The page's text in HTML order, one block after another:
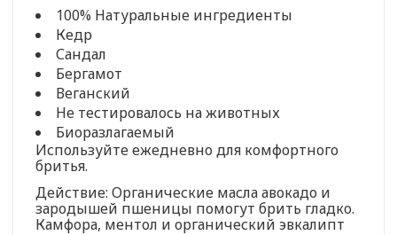
100% Натуральные ингредиенты
Кедр
Сандал
Бергамот
Веганский
Не тестировалось на животных
Биоразлагаемый
Используйте ежедневно для комфортного
бритья.
Действие: Органические масла авокадо и
зародышей пшеницы помогут брить гладко.
Камфора, ментол и органический эвкалипт